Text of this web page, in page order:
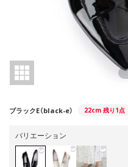
ブラックE（black-e） 22cm 残り1点
バリエーション